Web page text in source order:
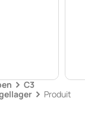
C3
Produit